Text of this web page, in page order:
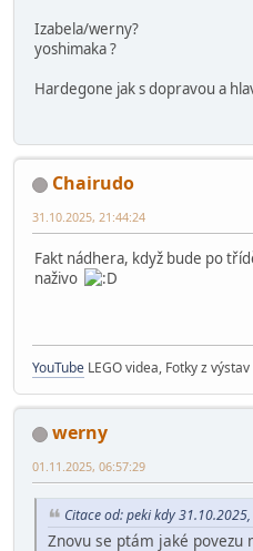
Izabela/werny?
yoshimaka ?
Hardegone jak s dopravou a
Chairudo
31.10.2025, 21:44:24
Fakt nádhera, když bude po
naživo
YouTube LEGO videa, Fotky z výstav
werny
01.11.2025, 06:57:29
Citace od: peki kdy
Znovu se ptám jaké povezu